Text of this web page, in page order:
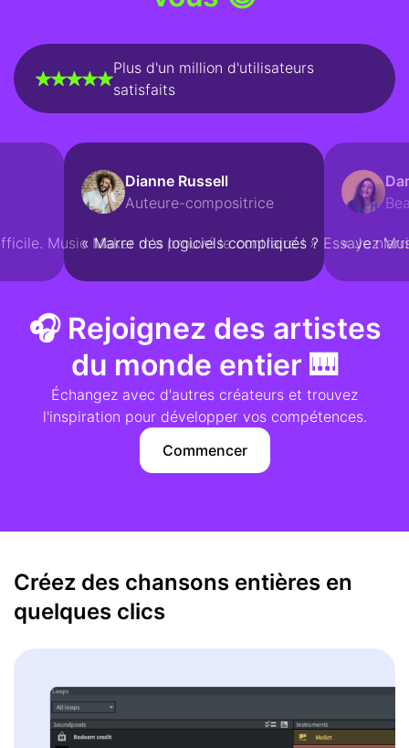
Plus d'un million d'utilisateurs
satisfaits
Music Maker m'a prouvé le contraire ! »
Dianne Russell
Auteure-compositrice
« Marre des logiciels compliqués ? Essayez
« Je
🎧 Rejoignez des artistes
du monde entier 🎹
Échangez avec d'autres créateurs et trouvez
l'inspiration pour développer vos compétences.
Commencer
Créez des chansons entières en
quelques clics